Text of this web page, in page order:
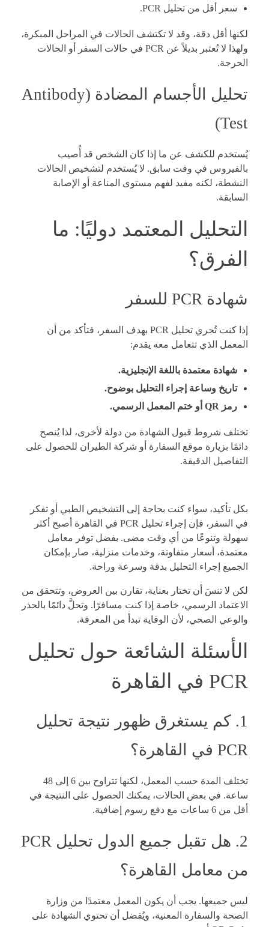
سعر أقل من تحليل PCR.
لكنها أقل دقة، وقد لا تكتشف الحالات في المراحل المبكرة،
ولهذا لا تُعتبر بديلاً عن PCR في حالات السفر أو الحالات
الحرجة.
تحليل الأجسام المضادة (Antibody
Test)
يُستخدم للكشف عن ما إذا كان الشخص قد أُصيب
بالفيروس في وقت سابق. لا يُستخدم لتشخيص الحالات
النشطة، لكنه مفيد لفهم مستوى المناعة أو الإصابة
السابقة.
التحليل المعتمد دوليًا: ما
الفرق؟
شهادة PCR للسفر
إذا كنت تُجري تحليل PCR بهدف السفر، فتأكد من أن
المعمل الذي تتعامل معه يقدم:
شهادة معتمدة باللغة الإنجليزية.
تاريخ وساعة إجراء التحليل بوضوح.
رمز QR أو ختم المعمل الرسمي.
تختلف شروط قبول الشهادة من دولة لأخرى، لذا يُنصح
دائمًا بزيارة موقع السفارة أو شركة الطيران للحصول على
التفاصيل الدقيقة.
بكل تأكيد، سواء كنت بحاجة إلى التشخيص الطبي أو تفكر
في السفر، فإن إجراء تحليل PCR في القاهرة أصبح أكثر
سهولة وتنوعًا من أي وقت مضى. بفضل توفر معامل
معتمدة، أسعار متفاوتة، وخدمات منزلية، صار بإمكان
الجميع إجراء التحليل بدقة وسرعة وراحة.
لكن لا تنسَ أن تختار بعناية، تقارن بين العروض، وتتحقق من
الاعتماد الرسمي، خاصة إذا كنت مسافرًا. وتحلَّ دائمًا بالحذر
والوعي الصحي، لأن الوقاية تبدأ من المعرفة.
الأسئلة الشائعة حول تحليل
PCR في القاهرة
1. كم يستغرق ظهور نتيجة تحليل
PCR في القاهرة؟
تختلف المدة حسب المعمل، لكنها تتراوح بين 6 إلى 48
ساعة. في بعض الحالات، يمكنك الحصول على النتيجة في
أقل من 6 ساعات مع دفع رسوم إضافية.
2. هل تقبل جميع الدول تحليل PCR
من معامل القاهرة؟
ليس جميعها. يجب أن يكون المعمل معتمدًا من وزارة
الصحة والسفارة المعنية، ويُفضل أن تحتوي الشهادة على